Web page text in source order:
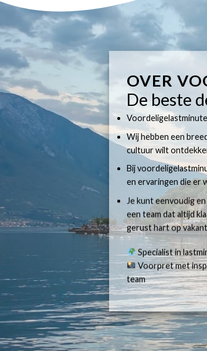
OVER
De beste
Wij hebben een
cultuur wilt
Bij
en ervaringen die er
Je kunt eenvoudig
een team dat altijd
gerust hart op
Specialist in
Voorpret met
team